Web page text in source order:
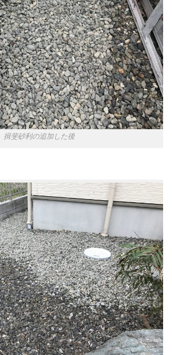
揖斐砂利の追加した後